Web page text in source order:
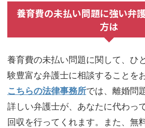
養育費の未払い問題に強い弁
方は
養育費の未払い問題に関して、ひ
験豊富な弁護士に相談することを
こちらの法律事務所では、離婚問
詳しい弁護士が、あなたに代わっ
回収を行ってくれます。また、無